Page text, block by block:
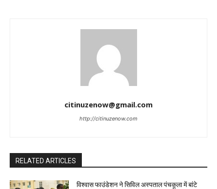
citinuzenow@gmail.com
http://citinuzenow.com
RELATED ARTICLES
विश्वास फाउंडेशन ने सिविल अस्पताल पंचकूला में बांटे